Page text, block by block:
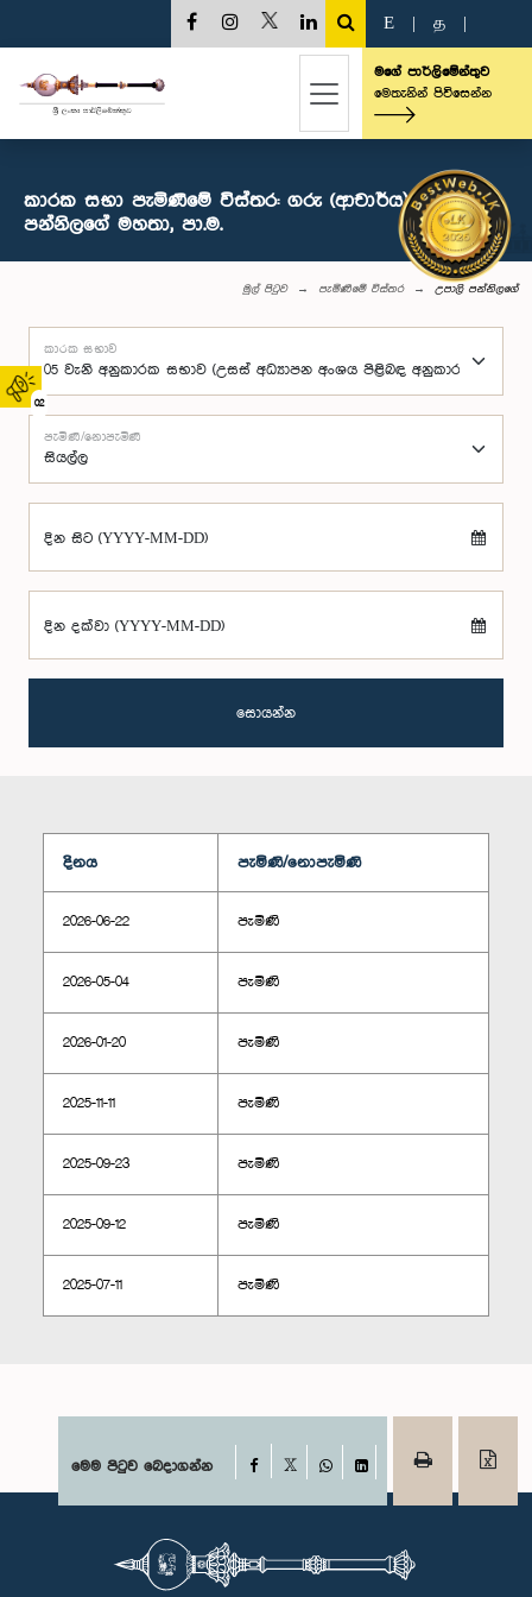
02
E த
මගේ පාර්ලිමේන්තුව
මෙතැනින් පිවිසෙන්න
කාරක සභා පැමිණීමේ විස්තර: ගරු (ආචාර්ය) උපාලි
පන්නිලගේ මහතා, පා.ම.
මුල් පිටුව පැමිණීමේ විස්තර උපාලි පන්නිලගේ
කාරක සභාව
පැමිණි/නොපැමිණි
දින සිට (YYYY-MM-DD)
දින දක්වා (YYYY-MM-DD)
සොයන්න
දිනය පැමිණි/නොපැමිණි
2026-06-22 පැමිණි
2026-05-04 පැමිණි
2026-01-20 පැමිණි
2025-11-11 පැමිණි
2025-09-23 පැමිණි
2025-09-12 පැමිණි
2025-07-11 පැමිණි
මෙම පිටුව බෙදාගන්න Facebook
WhatsAppLinkedIn